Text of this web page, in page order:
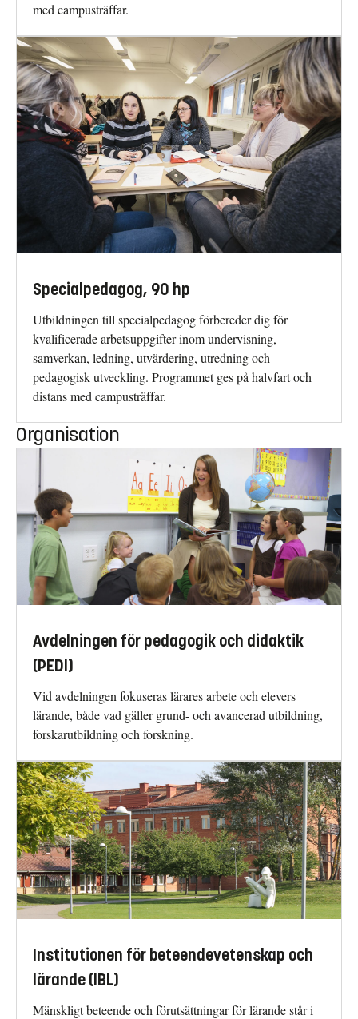
med campusträffar.
Specialpedagog, 90 hp
Utbildningen till specialpedagog förbereder dig för
kvalificerade arbetsuppgifter inom undervisning,
samverkan, ledning, utvärdering, utredning och
pedagogisk utveckling. Programmet ges på halvfart och
distans med campusträffar.
Organisation
Avdelningen för pedagogik och didaktik
(PEDI)
Vid avdelningen fokuseras lärares arbete och elevers
lärande, både vad gäller grund- och avancerad utbildning,
forskarutbildning och forskning.
Institutionen för beteendevetenskap och
lärande (IBL)
Mänskligt beteende och förutsättningar för lärande står i